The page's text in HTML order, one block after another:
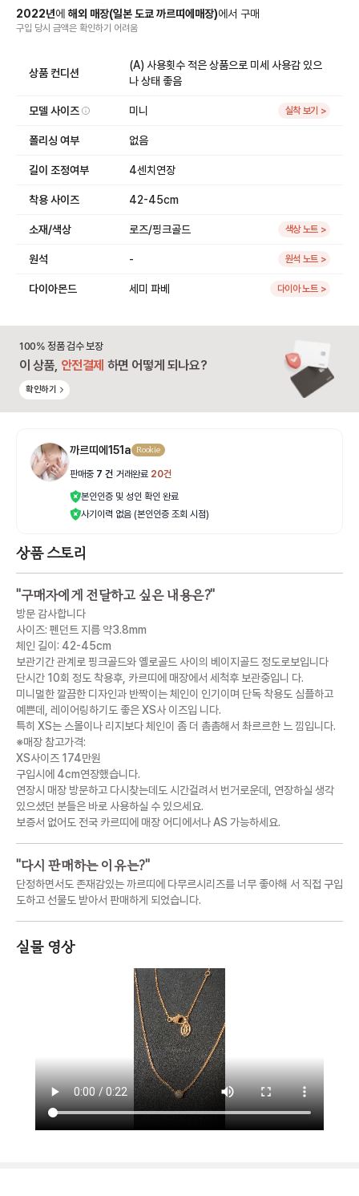
2022년에 해외 매장(일본 도쿄 까르띠에매장)에서 구매
구입 당시 금액은 확인하기 어려움
상품 컨디션
(A) 사용횟수 적은 상품으로 미세 사용감 있으
나 상태 좋음
모델 사이즈 미니 실착 보기 >
폴리싱 여부 없음
길이 조정여부 4센치연장
착용 사이즈 42-45cm
소재/색상 로즈/핑크골드 색상 노트 >
원석 - 원석 노트 >
다이아몬드 세미 파베 다이아 노트 >
100% 정품 검수 보장
이 상품, 안전결제 하면 어떻게 되나요?
확인하기
까르띠에151a Rookie
판매중 7 건 거래완료 20건
본인인증 및 성인 확인 완료
사기이력 없음 (본인인증 조회 시점)
상품 스토리
"구매자에게 전달하고 싶은 내용은?"
방문 감사합니다
사이즈: 펜던트 지름 약3.8mm
체인 길이: 42-45cm
보관기간 관계로 핑크골드와 옐로골드 사이의 베이지골드 정도로보입니다
단시간 10회 정도 착용후, 카르띠에 매장에서 세척후 보관중입니 다.
미니멀한 깔끔한 디자인과 반짝이는 체인이 인기이며 단독 착용도 심플하고
예쁜데, 레이어링하기도 좋은 XS사 이즈입 니다.
특히 XS는 스몰이나 리지보다 체인이 좀 더 촘촘해서 촤르르한 느 낌입니다.
※매장 참고가격:
XS사이즈 174만원
구입시에 4cm연장했습니다.
연장시 매장 방문하고 다시찾는데도 시간걸려서 번거로운데, 연장하실 생각
있으셨던 분들은 바로 사용하실 수 있으세요.
보증서 없어도 전국 카르띠에 매장 어디에서나 AS 가능하세요.
"다시 판매하는 이유는?"
단정하면서도 존재감있는 까르띠에 다무르시리즈를 너무 좋아해 서 직접 구입
도하고 선물도 받아서 판매하게 되었습니다.
실물 영상